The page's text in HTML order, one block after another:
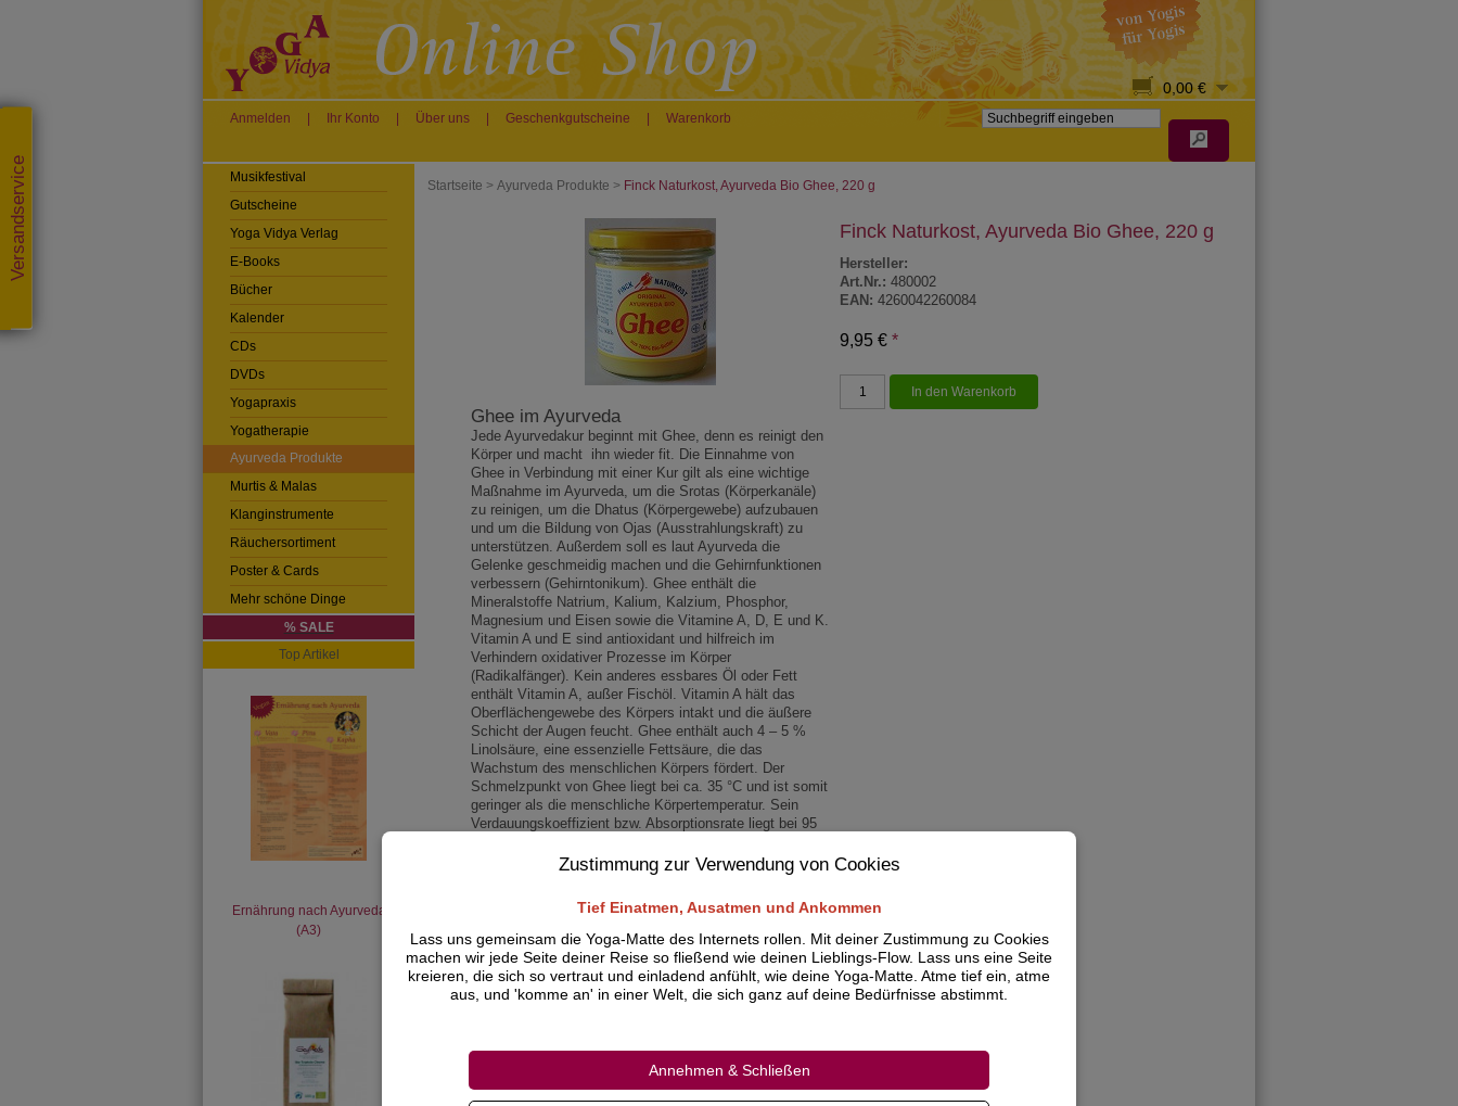
Versandservice
0,00 €
Anmelden Ihr Konto Über uns Geschenkgutscheine Warenkorb
Startseite > Ayurveda Produkte > Finck Naturkost, Ayurveda Bio Ghee, 220 g
Ghee im Ayurveda
Jede Ayurvedakur beginnt mit Ghee, denn es reinigt den
Körper und macht ihn wieder fit. Die Einnahme von
Ghee in Verbindung mit einer Kur gilt als eine wichtige
Maßnahme im Ayurveda, um die Srotas (Körperkanäle)
zu reinigen, um die Dhatus (Körpergewebe) aufzubauen
und um die Bildung von Ojas (Ausstrahlungskraft) zu
unterstützen. Außerdem soll es laut Ayurveda die
Gelenke geschmeidig machen und die Gehirnfunktionen
verbessern (Gehirntonikum). Ghee enthält die
Mineralstoffe Natrium, Kalium, Kalzium, Phosphor,
Magnesium und Eisen sowie die Vitamine A, D, E und K.
Vitamin A und E sind antioxidant und hilfreich im
Verhindern oxidativer Prozesse im Körper
(Radikalfänger). Kein anderes essbares Öl oder Fett
enthält Vitamin A, außer Fischöl. Vitamin A hält das
Oberflächengewebe des Körpers intakt und die äußere
Schicht der Augen feucht. Ghee enthält auch 4 – 5 %
Linolsäure, eine essenzielle Fettsäure, die das
Wachstum des menschlichen Körpers fördert. Der
Schmelzpunkt von Ghee liegt bei ca. 35 °C und ist somit
geringer als die menschliche Körpertemperatur. Sein
Verdauungskoeffizient bzw. Absorptionsrate liegt bei 95
Finck Naturkost, Ayurveda Bio Ghee, 220 g
Hersteller:
Art.Nr.: 480002
EAN: 4260042260084
9,95 € *
Musikfestival
Gutscheine
Yoga Vidya Verlag
E-Books
Bücher
Kalender
CDs
DVDs
Yogapraxis
Yogatherapie
Ayurveda Produkte
Murtis & Malas
Klanginstrumente
Räuchersortiment
Poster & Cards
Mehr schöne Dinge
% SALE
Top Artikel
Ernährung nach Ayurveda
(A3)
Zustimmung zur Verwendung von Cookies
Tief Einatmen, Ausatmen und Ankommen
Lass uns gemeinsam die Yoga-Matte des Internets rollen. Mit deiner Zustimmung zu Cookies
machen wir jede Seite deiner Reise so fließend wie deinen Lieblings-Flow. Lass uns eine Seite
kreieren, die sich so vertraut und einladend anfühlt, wie deine Yoga-Matte. Atme tief ein, atme
aus, und 'komme an' in einer Welt, die sich ganz auf deine Bedürfnisse abstimmt.
Annehmen & Schließen